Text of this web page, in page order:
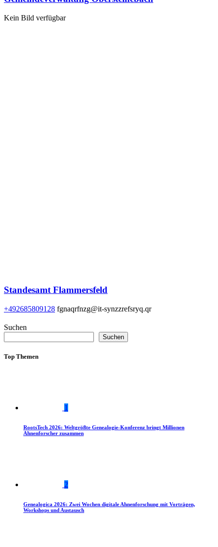
Kein Bild verfügbar
Standesamt Flammersfeld
+492685809128 fgnaqrfnzg@it-synzzrefsryq.qr
Suchen
Suchen
Top Themen
1
RootsTech 2026: Weltgrößte Genealogie-Konferenz bringt Millionen
Ahnenforscher zusammen
2
Genealogica 2026: Zwei Wochen digitale Ahnenforschung mit Vorträgen,
Workshops und Austausch